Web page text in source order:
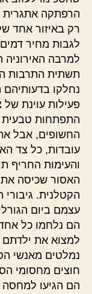
הרפתקה אתגרית
רק באיזור אחד
לגבות מחיר דמים
למרבה האירוניה
תשתית התרבות
נחלקו
פעילות עוינת
התפתחות טבעית
החשופים, אבל את
עובדות, כל צד
והעימות החריף
האסור שכיסה את
הקטלנית. גיבורי
עצמם ביום
הם נלחמו כל
למצוא את ילדתם
נמלטים מאנשי
חוצים מחסומי
הם הגיעו למחסה